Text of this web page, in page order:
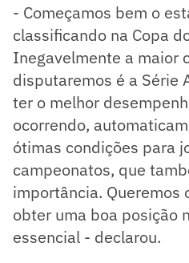
- Começamos bem o
classificando na Copa
Inegavelmente a maior
disputaremos é a Série
ter o melhor
ocorrendo,
ótimas condições para
campeonatos, que
importância. Queremos
obter uma boa posição
essencial - declarou.